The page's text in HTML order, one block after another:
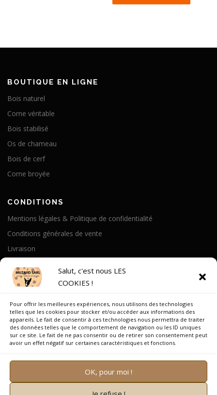
Salut, c'est nous LES
COOKIES !
Pour offrir les meilleures expériences, nous utilisons des technologies
telles que les cookies pour stocker et/ou accéder aux informations des
appareils. Le fait de consentir à ces technologies nous permettra de traiter
des données telles que le comportement de navigation ou les ID uniques
sur ce site. Le fait de ne pas consentir ou de retirer son consentement peut
avoir un effet négatif sur certaines caractéristiques et fonctions.
OK, pour moi !
BOUTIQUE EN LIGNE
Bois naturel
Corne véritable
Bois stabilisé
Os de chameau
Bois de cerf
Corne broyée
CONDITIONS
Mentions légales & Politique de confidentialité
Conditions générales de vente
Livraison
Notre Histoire
On parle de nous
Recrutement